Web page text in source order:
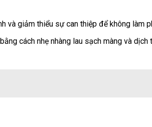
và giảm thiểu sự can thiệp để không làm
cách nhẹ nhàng lau sạch màng và dịch